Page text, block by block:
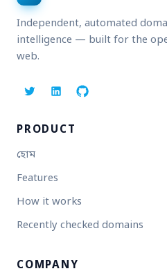
Independent, automated
intelligence — built for the
web.
PRODUCT
হোম
Features
How it works
Recently checked domains
COMPANY